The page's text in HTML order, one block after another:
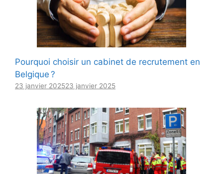
Pourquoi choisir un cabinet de recrutement en
Belgique ?
23 janvier 202523 janvier 2025